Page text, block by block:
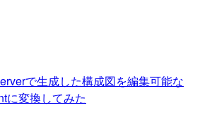
で生成した構成図を編集可能な
に変換してみた